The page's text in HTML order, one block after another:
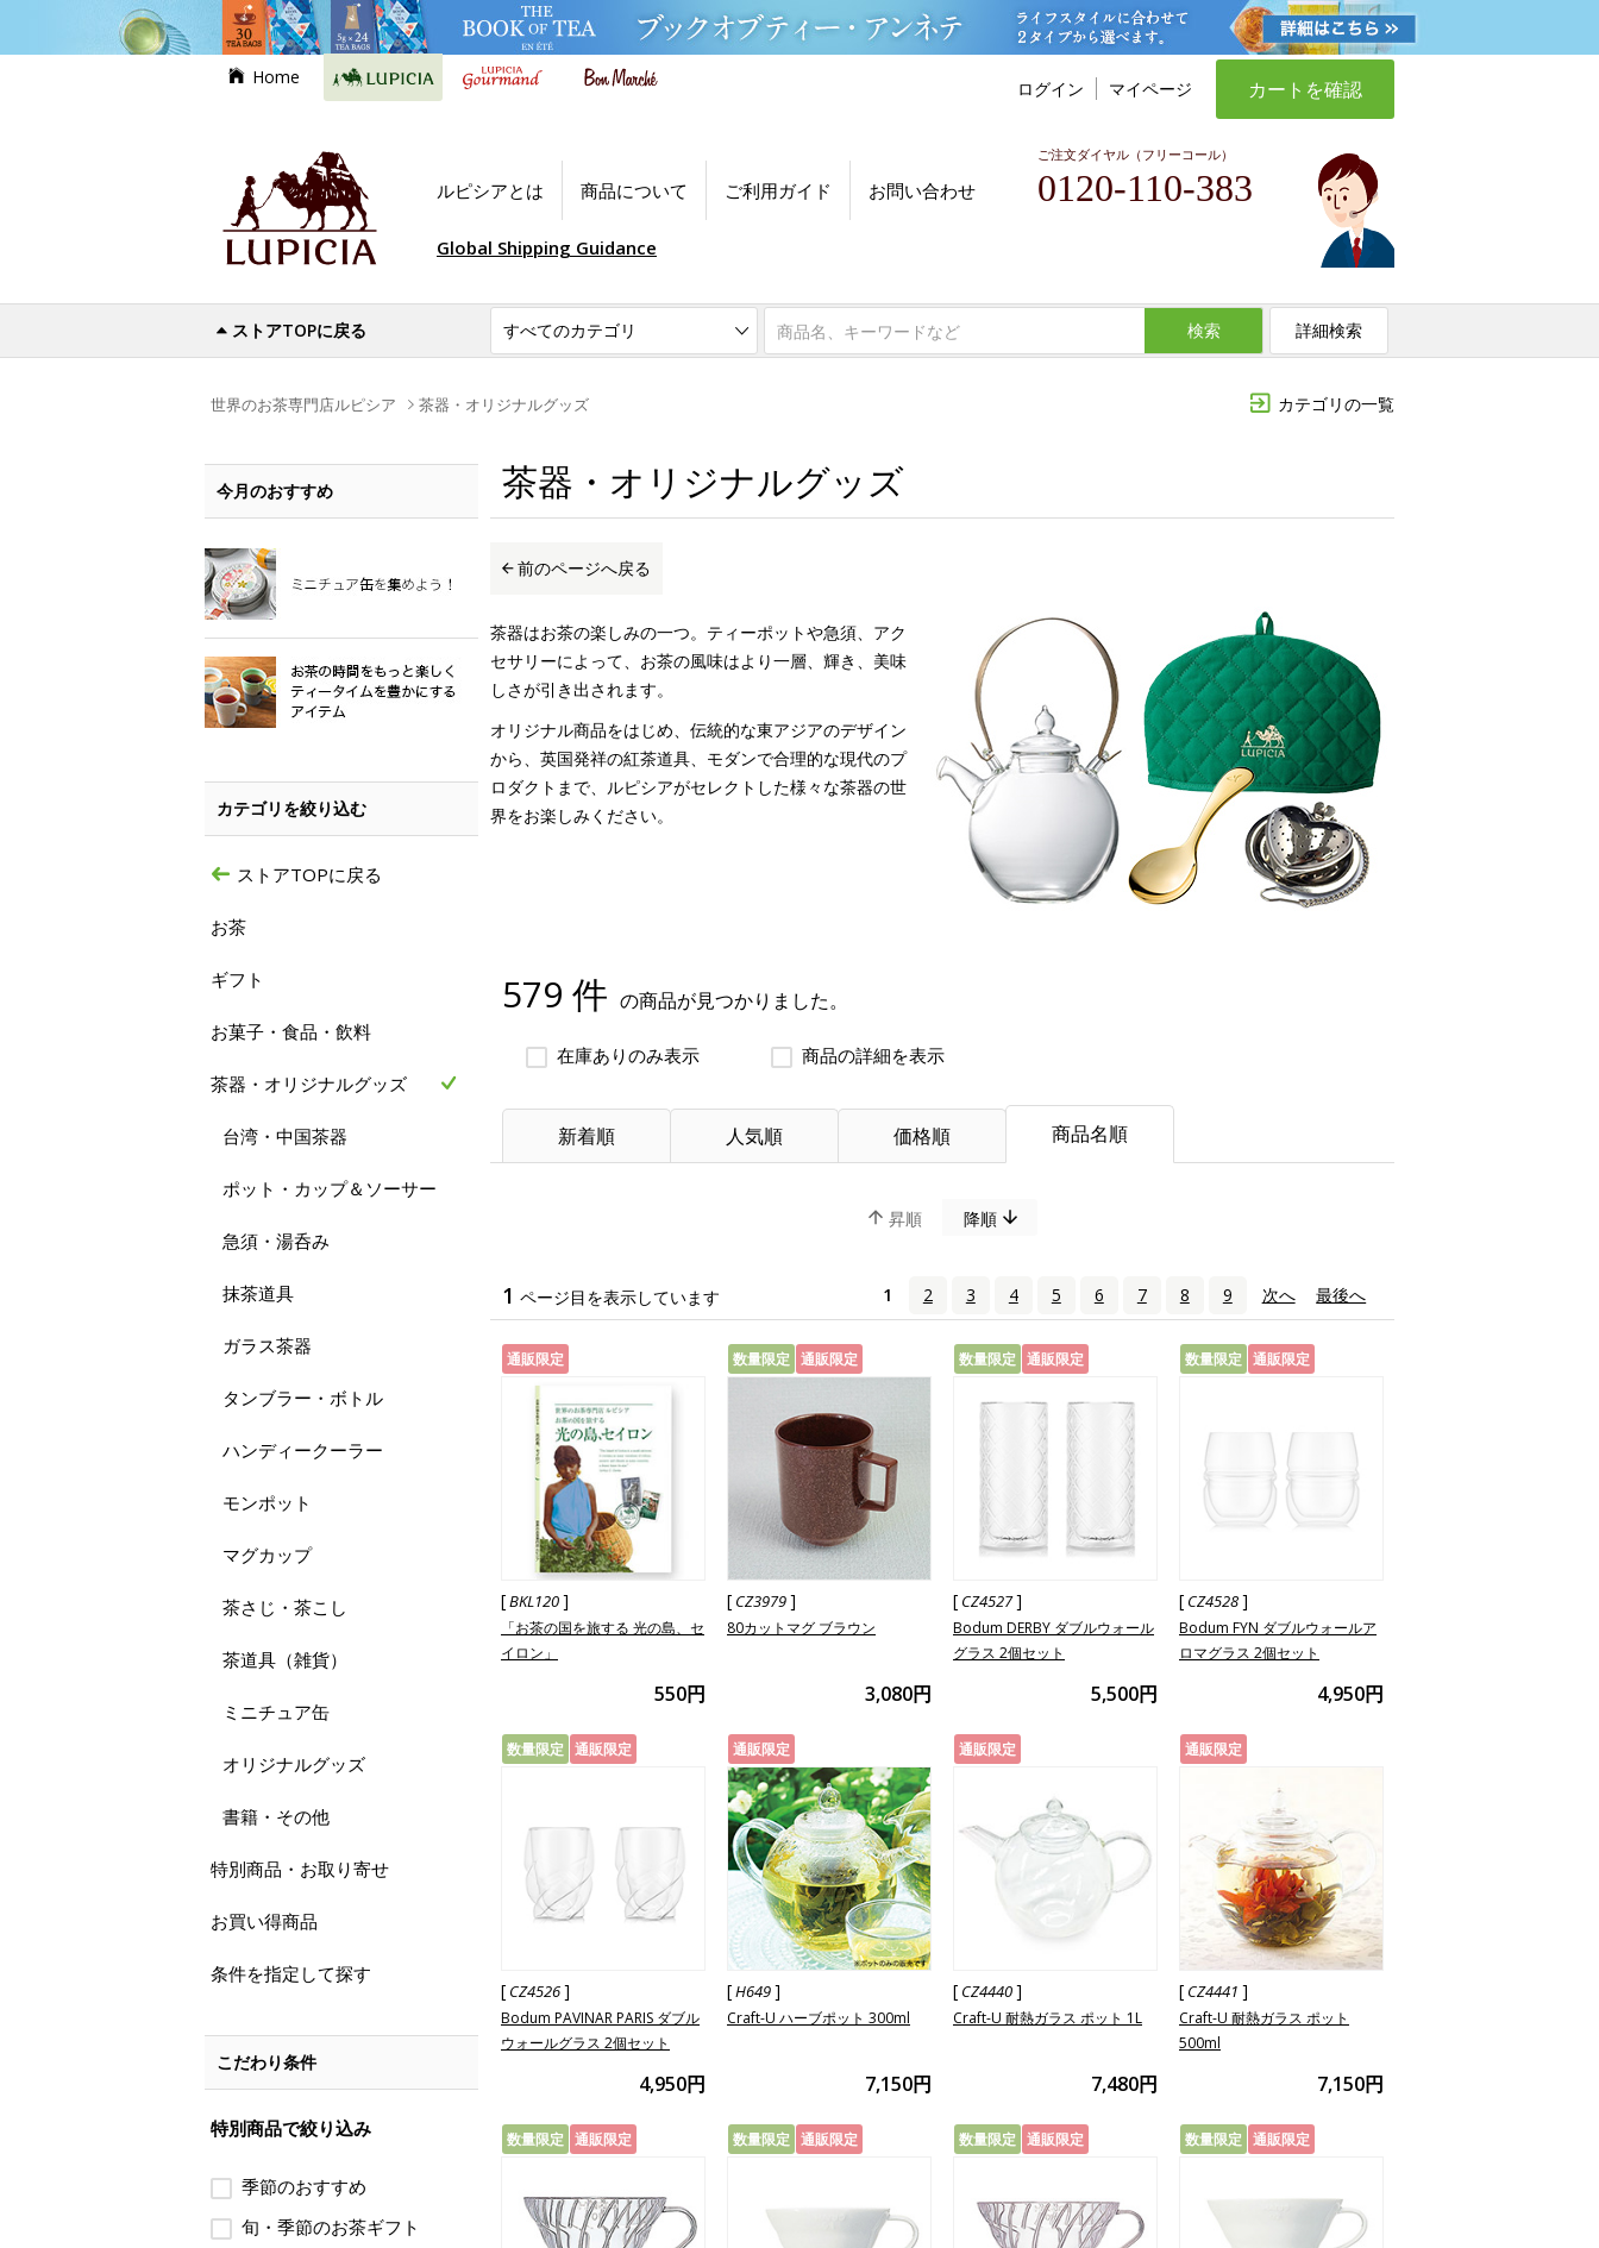
Home
ログイン マイページ カートを確認
ルピシアとは 商品について ご利用ガイド お問い合わせ
ご注文ダイヤル（フリーコール）
0120-110-383
Global Shipping Guidance
ストアTOPに戻る 検索 詳細検索
カテゴリの一覧
世界のお茶専門店ルピシア 茶器・オリジナルグッズ
茶器・オリジナルグッズ
前のページへ戻る
茶器はお茶の楽しみの一つ。ティーポットや急須、アク
セサリーによって、お茶の風味はより一層、輝き、美味
しさが引き出されます。
オリジナル商品をはじめ、伝統的な東アジアのデザイン
から、英国発祥の紅茶道具、モダンで合理的な現代のプ
ロダクトまで、ルピシアがセレクトした様々な茶器の世
界をお楽しみください。
579 件 の商品が見つかりました。
在庫ありのみ表示 商品の詳細を表示
新着順 人気順 価格順 商品名順
昇順 降順
1 ページ目を表示しています 1 2 3 4 5 6 7 8 9 次へ 最後へ
通販限定
[BKL120]
「お茶の国を旅する 光の島、セ
イロン」
550円
数量限定 通販限定
[ CZ3979]
80カットマグ ブラウン
3,080円
数量限定 通販限定
[ CZ4527]
Bodum DERBY ダブルウォール
グラス 2個セット
5,500円
数量限定 通販限定
[ CZ4528]
Bodum FYN ダブルウォールア
ロマグラス 2個セット
4,950円
数量限定 通販限定
[ CZ4526]
Bodum PAVINAR PARIS ダブル
ウォールグラス 2個セット
4,950円
通販限定
[H649]
Craft-U ハーブポット 300ml
7,150円
通販限定
[ CZ4440]
Craft-U 耐熱ガラス ポット 1L
7,480円
通販限定
[ CZ4441 ]
Craft-U 耐熱ガラス ポット
500ml
7,150円
数量限定 通販限定 数量限定 通販限定 数量限定 通販限定 数量限定 通販限定
今月のおすすめ
カテゴリを絞り込む
ストアTOPに戻る
お茶
ギフト
お菓子・食品・飲料
茶器・オリジナルグッズ
台湾・中国茶器
ポット・カップ＆ソーサー
急須・湯呑み
抹茶道具
ガラス茶器
タンブラー・ボトル
ハンディークーラー
モンポット
マグカップ
茶さじ・茶こし
茶道具（雑貨）
ミニチュア缶
オリジナルグッズ
書籍・その他
特別商品・お取り寄せ
お買い得商品
条件を指定して探す
こだわり条件
特別商品で絞り込み
季節のおすすめ
旬・季節のお茶ギフト